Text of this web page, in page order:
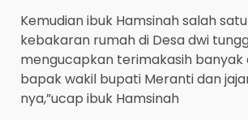
Kemudian ibuk Hamsinah salah
kebakaran rumah di Desa dwi
mengucapkan terimakasih banyak
bapak wakil bupati Meranti dan
nya,”ucap ibuk Hamsinah